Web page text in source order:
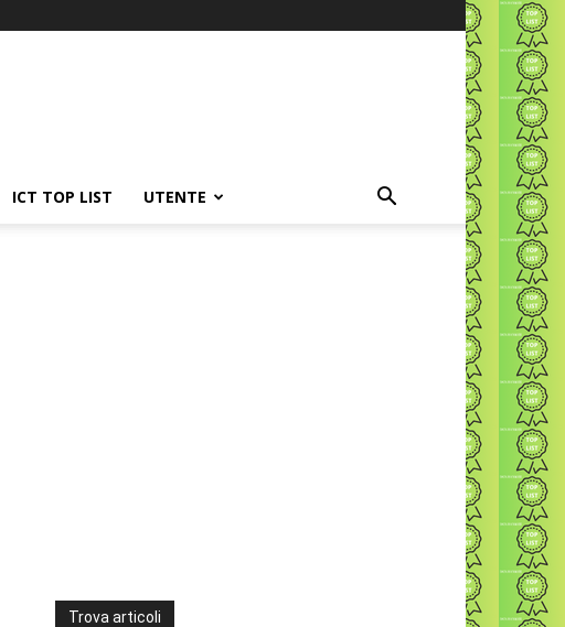
ICT TOP LIST UTENTE
Trova articoli